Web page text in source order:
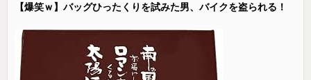
【爆笑ｗ】バッグひったくりを試みた男、バイクを盗られる！